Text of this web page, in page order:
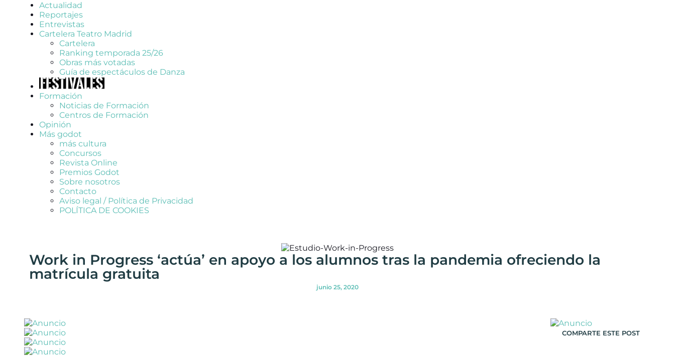
Actualidad
Reportajes
Entrevistas
Cartelera Teatro Madrid
Cartelera
Ranking temporada 25/26
Obras más votadas
Guía de espectáculos de Danza
Formación
Noticias de Formación
Centros de Formación
Opinión
Más godot
más cultura
Concursos
Revista Online
Premios Godot
Sobre nosotros
Contacto
Aviso legal / Política de Privacidad
POLÍTICA DE COOKIES
Work in Progress ‘actúa’ en apoyo a los alumnos tras la pandemia ofreciendo la
matrícula gratuita
junio 25, 2020
COMPARTE ESTE POST